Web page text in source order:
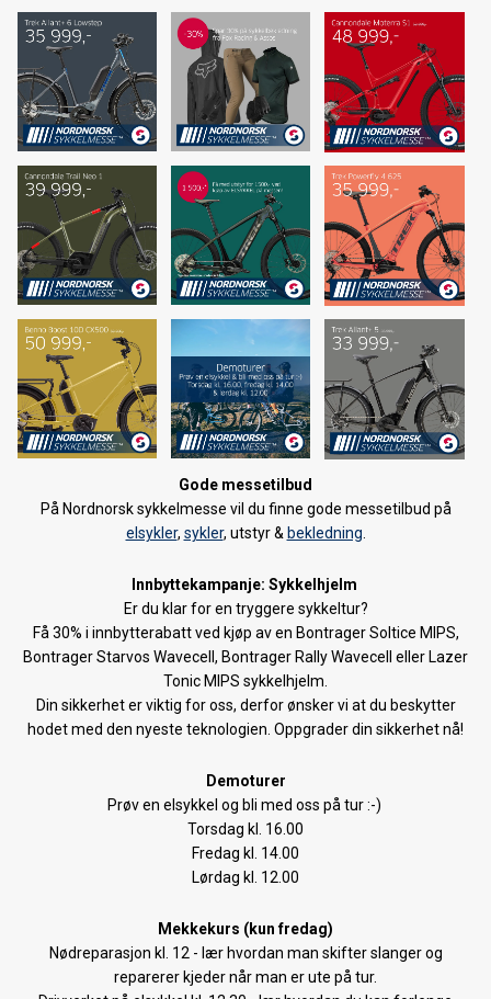
Forhåndsbestilling langrennsski 2022/23
Trek Fuel EXe - Vanlige spørsmål
Trek Fuel EXE - En ny æra er i emning
Forhåndsbestilling langrennsski 2021/22
BCA Tracker 2 oppdatering
Splitter nye Trek Slash er lansert!
Forhåndsbestilling av 2021 SANTA CRUZ sykler
VI HAR FLYTTET
Velg riktig Elykkel
Den nye 2020 Trek Rail & Powerfly - i butikken nå!
Nordnorsk Skimesse 2019
Bakgårdssalg 11-12. Oktober 2019
Forhåndsbestilling av 2020 SANTA CRUZ sykler
Forhåndsbestilling av 2020 TREK sykler starter nå!
Forhåndsbestilling langrennski 2019/20
2020 Santa Cruz Tallboy
2020 Santa Cruz Hightower
Terrengsykkel-legenden Gary Fisher kommer til Lavkarittet
Lyst å prøve fulldempet ELSYKKEL?
Elsykkeldag 15. Juni
Gode messetilbud
På Nordnorsk sykkelmesse vil du finne gode messetilbud på
elsykler, sykler, utstyr & bekledning
Innbyttekampanje: Sykkelhjelm
Er du klar for en tryggere sykkeltur?
Få 30% i innbytterabatt ved kjøp av en Bontrager Soltice MIPS,
Bontrager Starvos Wavecell, Bontrager Rally Wavecell eller Lazer
Tonic MIPS sykkelhjelm.
Din sikkerhet er viktig for oss, derfor ønsker vi at du beskytter
hodet med den nyeste teknologien. Oppgrader din sikkerhet nå!
Demoturer
Prøv en elsykkel og bli med oss på tur :-)
Torsdag kl. 16.00
Fredag kl. 14.00
Lørdag kl. 12.00
Mekkekurs (kun fredag)
Nødreparasjon kl. 12 - lær hvordan man skifter slanger og
reparerer kjeder når man er ute på tur.